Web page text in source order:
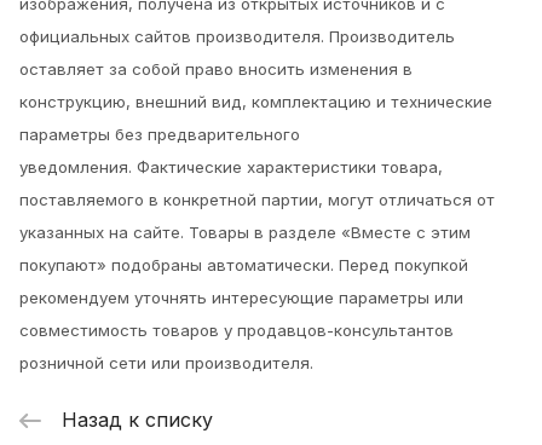
изображения, получена из открытых источников и с
официальных сайтов производителя. Производитель
оставляет за собой право вносить изменения в
конструкцию, внешний вид, комплектацию и технические
параметры без предварительного
уведомления. Фактические характеристики товара,
поставляемого в конкретной партии, могут отличаться от
указанных на сайте. Товары в разделе «Вместе с этим
покупают» подобраны автоматически. Перед покупкой
рекомендуем уточнять интересующие параметры или
совместимость товаров у продавцов-консультантов
розничной сети или производителя.
Назад к списку